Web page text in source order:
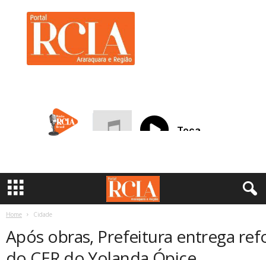
a
Home Cidade
Após obras, Prefeitura entrega